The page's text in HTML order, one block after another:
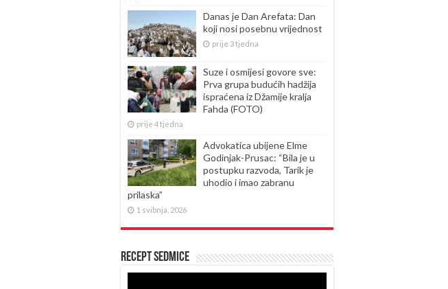
Danas je Dan Arefata: Dan
koji nosi posebnu vrijednost
prije 3 tjedna
Suze i osmijesi govore sve:
Prva grupa budućih hadžija
ispraćena iz Džamije kralja
Fahda (FOTO)
prije 4 tjedna
Advokatica ubijene Elme
Godinjak-Prusac: “Bila je u
postupku razvoda, Tarik je
uhodio i imao zabranu
prilaska”
1 svibnja, 2026
Recept sedmice